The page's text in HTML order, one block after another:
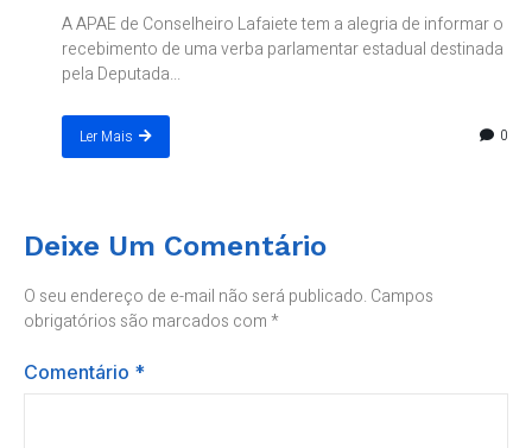
A APAE de Conselheiro Lafaiete tem a alegria de informar o
recebimento de uma verba parlamentar estadual destinada
pela Deputada...
Ler Mais 0
Deixe Um Comentário
O seu endereço de e-mail não será publicado. Campos
obrigatórios são marcados com*
Comentário *